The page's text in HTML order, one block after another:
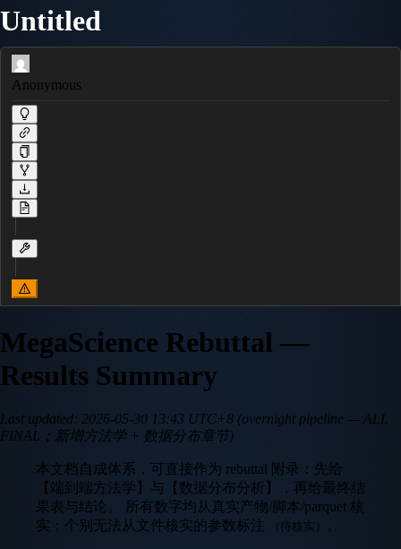
Untitled
Anonymous
MegaScience Rebuttal —
Results Summary
Last updated: 2026-05-30 13:43 UTC+8 (overnight pipeline — ALL
FINAL；新增方法学 + 数据分布章节)
本文档自成体系，可直接作为 rebuttal 附录：先给
【端到端方法学】与【数据分布分析】，再给最终结
果表与结论。 所有数字均从真实产物/脚本/parquet 核
实；个别无法从文件核实的参数标注
（待核实）